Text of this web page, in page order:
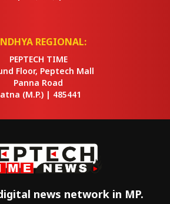
REGIONAL:
PEPTECH TIME
Floor, Peptech Mall
Panna Road
(M.P.) | 485441
news network in MP.